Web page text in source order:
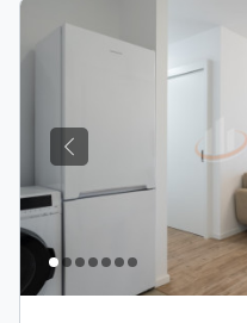
Previous